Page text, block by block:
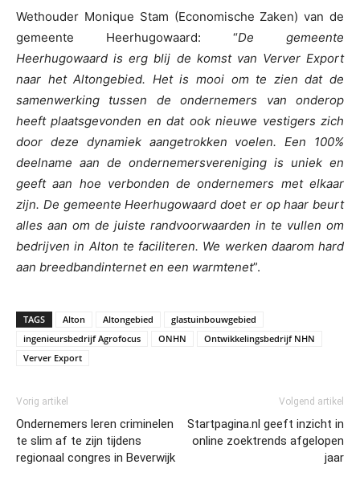
Wethouder Monique Stam (Economische Zaken) van de
gemeente Heerhugowaard: “De gemeente
Heerhugowaard is erg blij de komst van Verver Export
naar het Altongebied. Het is mooi om te zien dat de
samenwerking tussen de ondernemers van onderop
heeft plaatsgevonden en dat ook nieuwe vestigers zich
door deze dynamiek aangetrokken voelen. Een 100%
deelname aan de ondernemersvereniging is uniek en
geeft aan hoe verbonden de ondernemers met elkaar
zijn. De gemeente Heerhugowaard doet er op haar beurt
alles aan om de juiste randvoorwaarden in te vullen om
bedrijven in Alton te faciliteren. We werken daarom hard
aan breedbandinternet en een warmtenet”.
TAGS Alton Altongebied
glastuinbouwgebied
ingenieursbedrijf Agrofocus
ONHN
Ontwikkelingsbedrijf NHN
Verver Export
Vorig artikel
Ondernemers leren criminelen
te slim af te zijn tijdens
regionaal congres in Beverwijk
Volgend artikel
Startpagina.nl geeft inzicht in
online zoektrends afgelopen
jaar